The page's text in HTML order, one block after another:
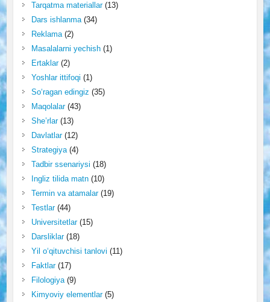
Tarqatma materiallar(13)
Dars ishlanma(34)
Reklama(2)
Masalalarni yechish(1)
Ertaklar(2)
Yoshlar ittifoqi (1)
So‘ragan edingiz (35)
Maqolalar(43)
She’rlar(13)
Davlatlar(12)
Strategiya(4)
Tadbir ssenariysi (18)
Ingliz tilida matn(10)
Termin va atamalar(19)
Testlar(44)
Universitetlar(15)
Darsliklar(18)
Yil o‘qituvchisi tanlovi (11)
Faktlar(17)
Filologiya(9)
Kimyoviy elementlar(5)